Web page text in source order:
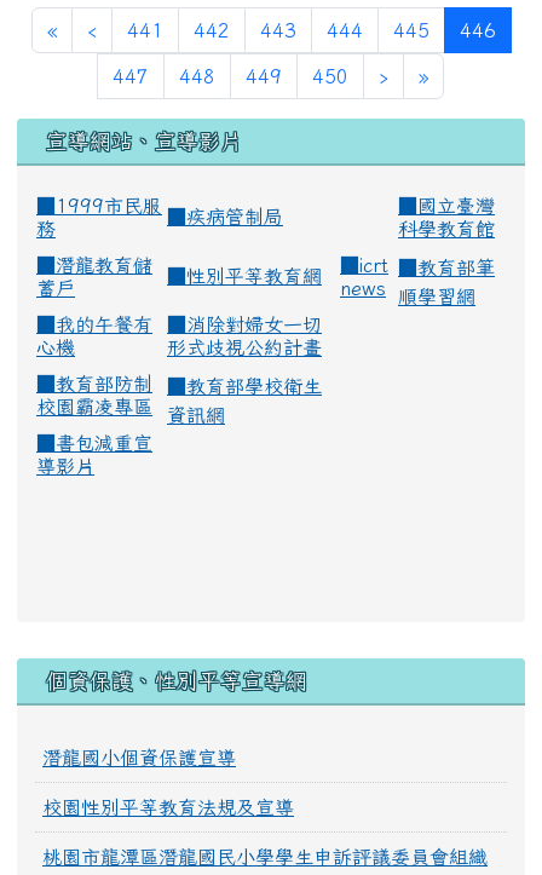
« ‹ 441 442 443 444 445 446
447 448 449 450 › »
宣導網站、宣導影片
■1999市民服
務
疾病管制局
國立臺灣
科學教育館
潛龍教育儲
蓄戶
性別平等教育網
icrt
news
教育部筆
順學習網
我的午餐有
心機
消除對婦女一切
形式歧視公約計畫
教育部防制
校園霸凌專區
教育部學校衛生
資訊網
書包減重宣
導影片
個資保護、性別平等宣導網
潛龍國小個資保護宣導
校園性別平等教育法規及宣導
桃園市龍潭區潛龍國民小學學生申訴評議委員會組織